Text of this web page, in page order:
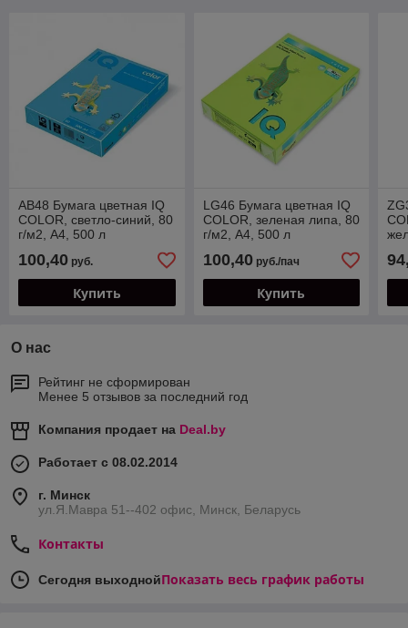
AB48 Бумага цветная IQ
COLOR, светло-синий, 80
г/м2, А4, 500 л
100,40 руб.
Купить
LG46 Бумага цветная IQ
COLOR, зеленая липа, 80
г/м2, А4, 500 л
100,40руб./пач
Купить
О нас
Рейтинг не сформирован
Менее 5 отзывов за последний год
Компания продает на Deal.by
Работает с 08.02.2014
г. Минск
ул.Я.Мавра 51--402 офис, Минск, Беларусь
Контакты
Сегодня выходнойПоказать весь график работы